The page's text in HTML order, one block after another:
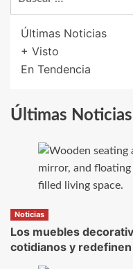
Últimas Noticias
+ Visto
En Tendencia
Últimas Noticias
Noticias
Los muebles
cotidianos y